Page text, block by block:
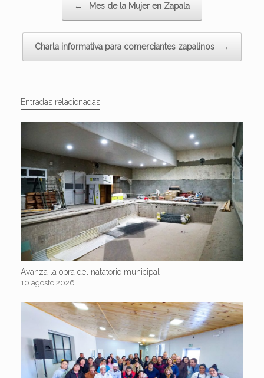
← Mes de la Mujer en Zapala
Charla informativa para comerciantes zapalinos →
Entradas relacionadas
Avanza la obra del natatorio municipal
10 agosto 2026